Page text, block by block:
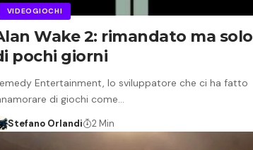
VIDEOGIOCHI
Wake 2: rimandato ma solo
pochi giorni
Entertainment, lo sviluppatore che ci ha fatto
di giochi come…
Stefano Orlandi 2 Min